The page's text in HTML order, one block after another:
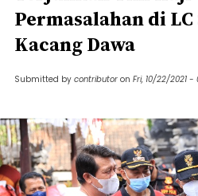
Permasalahan di
Kacang Dawa
Submitted by contributor on Fri, 10/22/2021 -